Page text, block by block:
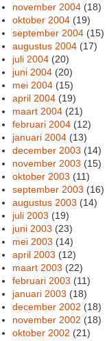
november 2004 (18)
oktober 2004 (19)
september 2004 (15)
augustus 2004 (17)
juli 2004 (20)
juni 2004 (20)
mei 2004 (15)
april 2004 (19)
maart 2004 (21)
februari 2004 (12)
januari 2004 (13)
december 2003 (14)
november 2003 (15)
oktober 2003 (11)
september 2003 (16)
augustus 2003 (14)
juli 2003 (19)
juni 2003 (23)
mei 2003 (14)
april 2003 (12)
maart 2003 (22)
februari 2003 (11)
januari 2003 (18)
december 2002 (18)
november 2002 (18)
oktober 2002 (21)